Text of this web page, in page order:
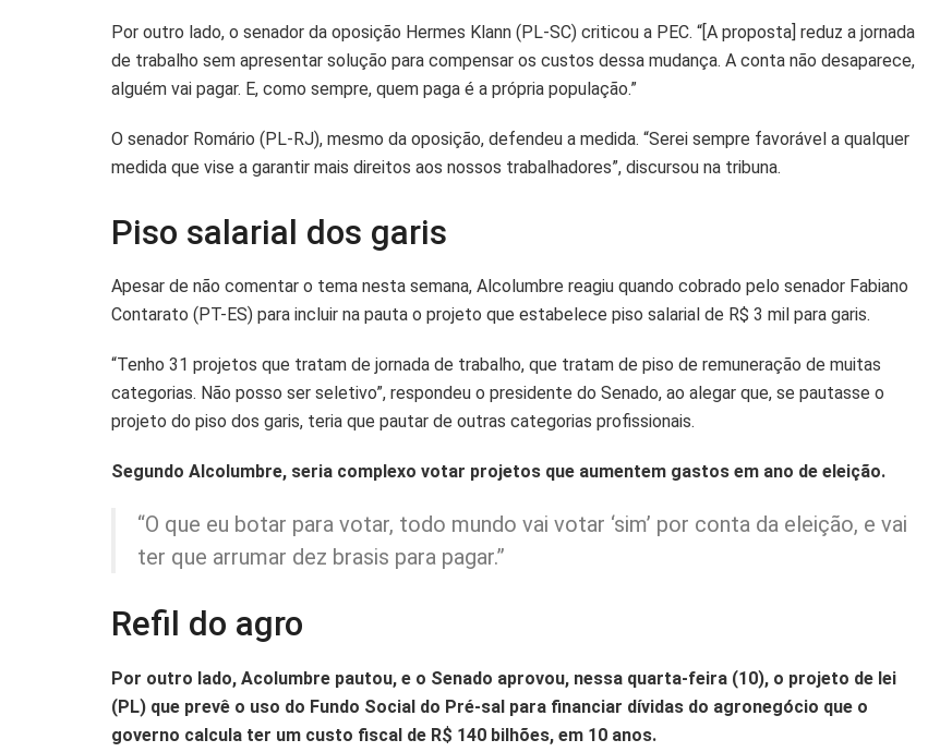
Por outro lado, o senador da oposição Hermes Klann (PL-SC) criticou a PEC. “[A proposta] reduz a jornada
de trabalho sem apresentar solução para compensar os custos dessa mudança. A conta não desaparece,
alguém vai pagar. E, como sempre, quem paga é a própria população.”
O senador Romário (PL-RJ), mesmo da oposição, defendeu a medida. “Serei sempre favorável a qualquer
medida que vise a garantir mais direitos aos nossos trabalhadores”, discursou na tribuna.
Piso salarial dos garis
Apesar de não comentar o tema nesta semana, Alcolumbre reagiu quando cobrado pelo senador Fabiano
Contarato (PT-ES) para incluir na pauta o projeto que estabelece piso salarial de R$ 3 mil para garis.
“Tenho 31 projetos que tratam de jornada de trabalho, que tratam de piso de remuneração de muitas
categorias. Não posso ser seletivo”, respondeu o presidente do Senado, ao alegar que, se pautasse o
projeto do piso dos garis, teria que pautar de outras categorias profissionais.
Segundo Alcolumbre, seria complexo votar projetos que aumentem gastos em ano de eleição.
“O que eu botar para votar, todo mundo vai votar ‘sim’ por conta da eleição, e vai
ter que arrumar dez brasis para pagar.”
Refil do agro
Por outro lado, Acolumbre pautou, e o Senado aprovou, nessa quarta-feira (10), o projeto de lei
(PL) que prevê o uso do Fundo Social do Pré-sal para financiar dívidas do agronegócio que o
governo calcula ter um custo fiscal de R$ 140 bilhões, em 10 anos.